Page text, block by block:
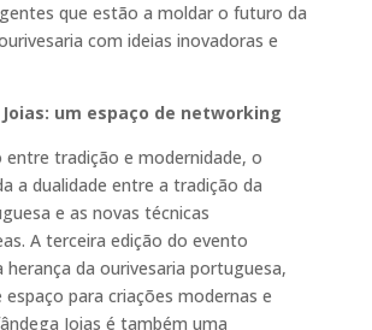
que estão a moldar o futuro da
com ideias inovadoras e
um espaço de networking
tradição e modernidade, o
a dualidade entre a tradição da
e as novas técnicas
A terceira edição do evento
herança da ourivesaria portuguesa,
para criações modernas e
Joias é também uma